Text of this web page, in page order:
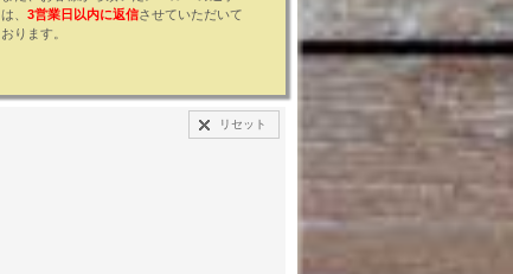
は、 3営業日以内に返信させていただいて
おります。
リセット